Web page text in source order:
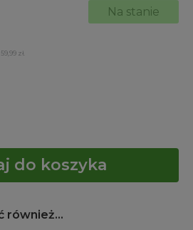
59,99 zł
Na stanie
do koszyka
również...